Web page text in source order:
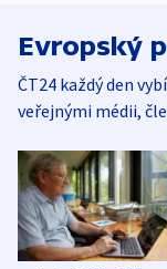
Evropský
ČT24 každý den
veřejnými médii,